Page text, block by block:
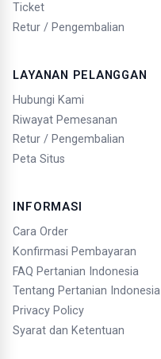
Ticket
Retur / Pengembalian
LAYANAN PELANGGAN
Hubungi Kami
Riwayat Pemesanan
Retur / Pengembalian
Peta Situs
INFORMASI
Cara Order
Konfirmasi Pembayaran
FAQ Pertanian Indonesia
Tentang Pertanian Indonesia
Privacy Policy
Syarat dan Ketentuan